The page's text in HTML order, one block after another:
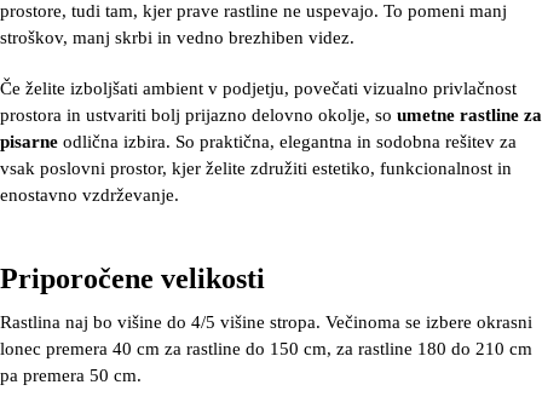
prostore, tudi tam, kjer prave rastline ne uspevajo. To pomeni manj
stroškov, manj skrbi in vedno brezhiben videz.
Če želite izboljšati ambient v podjetju, povečati vizualno privlačnost
prostora in ustvariti bolj prijazno delovno okolje, so umetne rastline za
pisarne odlična izbira. So praktična, elegantna in sodobna rešitev za
vsak poslovni prostor, kjer želite združiti estetiko, funkcionalnost in
enostavno vzdrževanje.
Priporočene velikosti
Rastlina naj bo višine do 4/5 višine stropa. Večinoma se izbere okrasni
lonec premera 40 cm za rastline do 150 cm, za rastline 180 do 210 cm
pa premera 50 cm.